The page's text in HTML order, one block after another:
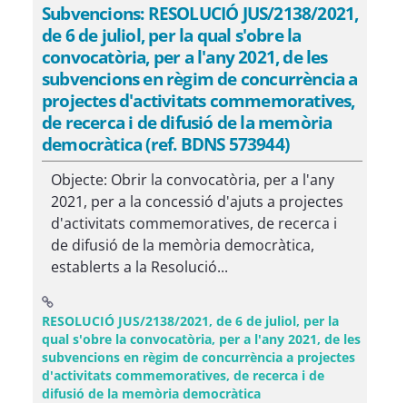
Subvencions: RESOLUCIÓ JUS/2138/2021,
de 6 de juliol, per la qual s'obre la
convocatòria, per a l'any 2021, de les
subvencions en règim de concurrència a
projectes d'activitats commemoratives,
de recerca i de difusió de la memòria
democràtica (ref. BDNS 573944)
Objecte: Obrir la convocatòria, per a l'any
2021, per a la concessió d'ajuts a projectes
d'activitats commemoratives, de recerca i
de difusió de la memòria democràtica,
establerts a la Resolució...
RESOLUCIÓ JUS/2138/2021, de 6 de juliol, per la
qual s'obre la convocatòria, per a l'any 2021, de les
subvencions en règim de concurrència a projectes
d'activitats commemoratives, de recerca i de
difusió de la memòria democràtica(Obre una finestra